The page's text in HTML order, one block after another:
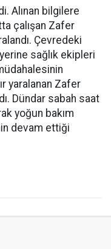
Alınan bilgilere
çalışan Zafer
Çevredeki
sağlık ekipleri
yaralanan Zafer
Dündar sabah saat
yoğun bakım
devam ettiği